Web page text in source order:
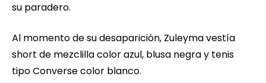
su paradero.
Al momento de su desaparición, Zuleyma vestía
short de mezclilla color azul, blusa negra y tenis
tipo Converse color blanco.